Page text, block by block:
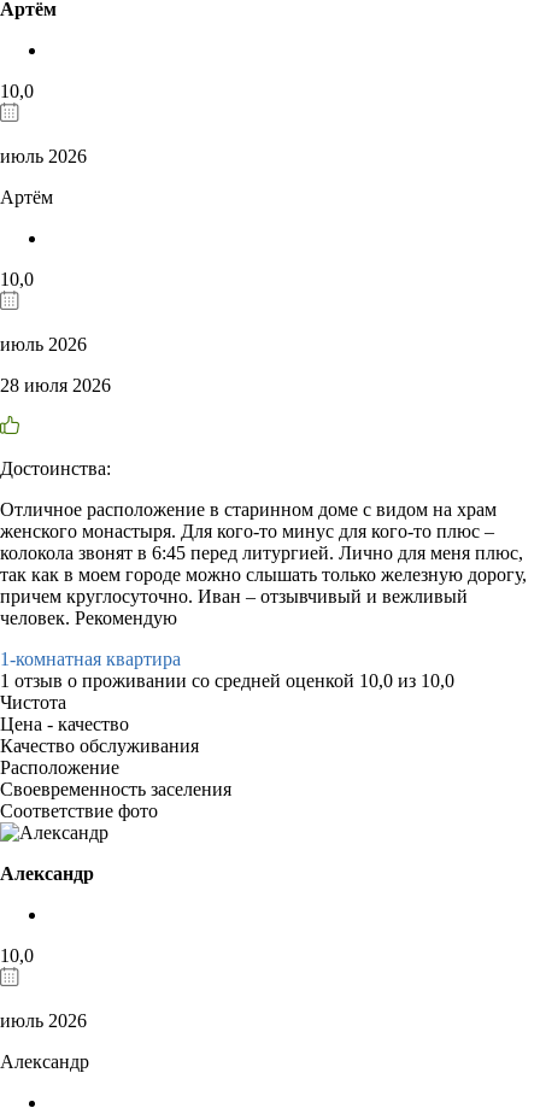
Артём
10,0
июль 2026
Артём
10,0
июль 2026
28 июля 2026
Достоинства:
Отличное расположение в старинном доме с видом на храм
женского монастыря. Для кого-то минус для кого-то плюс –
колокола звонят в 6:45 перед литургией. Лично для меня плюс,
так как в моем городе можно слышать только железную дорогу,
причем круглосуточно. Иван – отзывчивый и вежливый
человек. Рекомендую
1-комнатная квартира
1 отзыв о проживании со средней оценкой 10,0 из 10,0
Чистота
Цена - качество
Качество обслуживания
Расположение
Своевременность заселения
Соответствие фото
Александр
10,0
июль 2026
Александр